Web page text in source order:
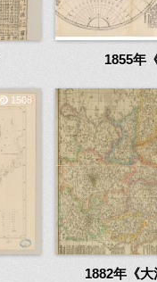
1855年
1508
1882年《大